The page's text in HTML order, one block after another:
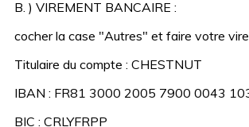
B. ) VIREMENT BANCAIRE :
cocher la case "Autres" et faire votre
Titulaire du compte : CHESTNUT
IBAN : FR81 3000 2005 7900 0043
BIC : CRLYFRPP